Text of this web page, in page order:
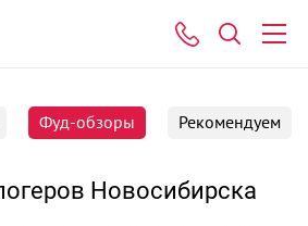
Фуд-обзоры Рекомендуем
Новосибирска